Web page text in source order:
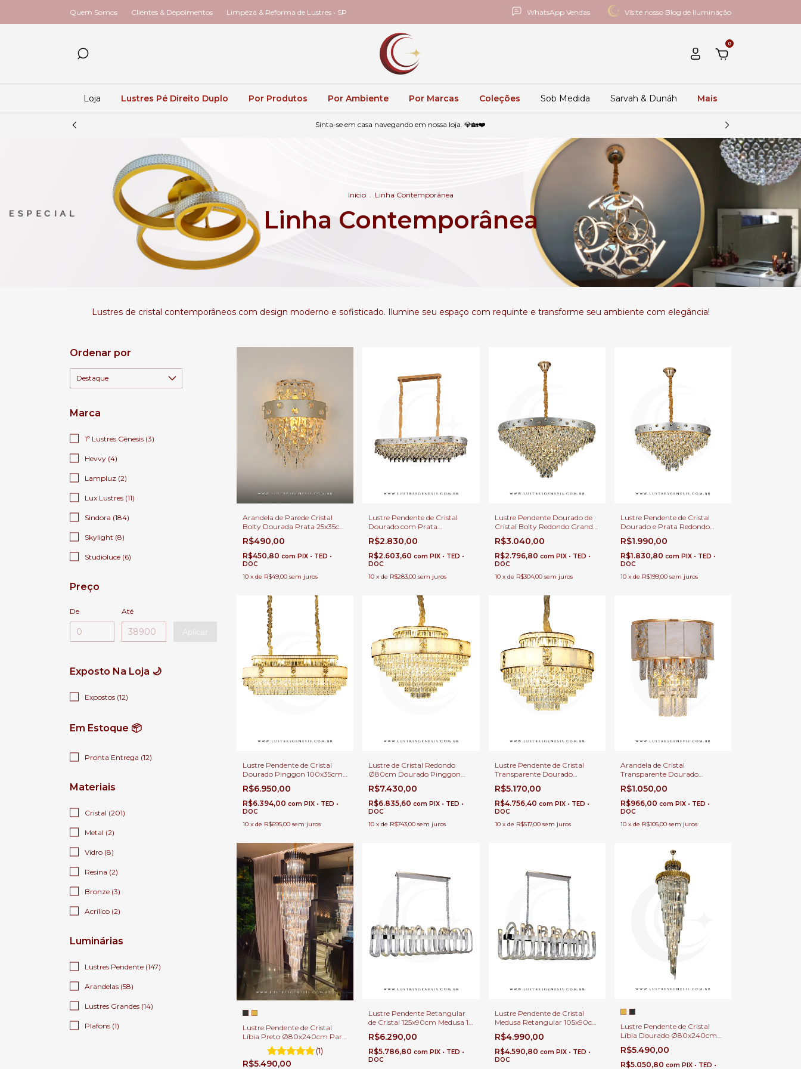
Quem Somos Clientes & Depoimentos Limpeza & Reforma de Lustres • SP WhatsApp Vendas Visite nosso Blog de Iluminação
0
Loja Lustres Pé Direito Duplo Por Produtos Por Ambiente Por Marcas Coleções Sob Medida Sarvah & Dunáh Mais
Sinta-se em casa navegando em nossa loja. 💎🏡❤️
Início . Linha Contemporânea
Linha Contemporânea
Lustres de cristal contemporâneos com design moderno e sofisticado. Ilumine seu espaço com requinte e transforme seu ambiente com elegância!
Ordenar por
Marca
1º Lustres Gênesis (3)
Hevvy (4)
Lampluz (2)
Lux Lustres (11)
Sindora (184)
Skylight (8)
Studioluce (6)
Preço
De Até
Exposto Na Loja 🌙
Expostos (12)
Em Estoque 📦
Pronta Entrega (12)
Materiais
Cristal (201)
Metal (2)
Vidro (8)
Resina (2)
Bronze (3)
Acrílico (2)
Luminárias
Lustres Pendente (147)
Arandelas (58)
Lustres Grandes (14)
Plafons (1)
Arandela de Parede Cristal
Bolty Dourada Prata 25x35cm
e Lâmpada E-14 Para
Cabeceira de Cama e Corredor
R$490,00
R$450,80 com PIX • TED •
DOC
10 x de R$49,00 sem juros
Lustre Pendente de Cristal
Dourado com Prata
Retangular 100x31cm Bolty
com Lâmpada E-14 Para Sala
de Jantar
R$2.830,00
R$2.603,60com PIX • TED •
DOC
10 xde R$283,00 sem juros
Lustre Pendente Dourado de
Cristal Bolty Redondo Grande
Ø80cm com Lâmpada E-14
Para Sala de Jantar e Estar
R$3.040,00
R$2.796,80 com PIX • TED •
DOC
10 x de R$304,00 sem juros
Lustre Pendente de Cristal
Dourado e Prata Redondo
Ø60cm Bolty com 13x E-14
Para Mesa de Jantar
R$1.990,00
R$1.830,80 com PIX • TED •
DOC
10 x de R$199,00 sem juros
Lustre Pendente de Cristal
Dourado Pinggon 100x35cm
18x Lâmpadas E-14 Para Mesa
Grande de Jantar
R$6.950,00
R$6.394,00 com PIX • TED •
DOC
10 x de R$695,00 sem juros
Lustre de Cristal Redondo
Ø80cm Dourado Pinggon
com 21 Lâmpadas E-14 Para
Sala de Jantar e Estar
R$7.430,00
R$6.835,60com PIX • TED •
DOC
10 xde R$743,00 sem juros
Lustre Pendente de Cristal
Transparente Dourado
Redondo Ø60cm Pinggon 16x
E-14 para Sala de Estar e Sala
R$5.170,00
R$4.756,40 com PIX • TED •
DOC
10 x de R$517,00 sem juros
Arandela de Cristal
Transparente Dourado
25x32cm Pinggon 2x E-14
Para Corredor, Cabeceira de
Cama e Hall
R$1.050,00
R$966,00 com PIX • TED •
DOC
10 x de R$105,00 sem juros
Lustre Pendente de Cristal
Líbia Preto Ø80x240cm Para
Casas Pé Direito Duplo e Alto
(1)
R$5.490,00
Lustre Pendente Retangular
de Cristal 125x90cm Medusa 14
Braços G9 Para Mesa de
Jantar Grande
R$6.290,00
R$5.786,80com PIX • TED •
DOC
Lustre Pendente de Cristal
Medusa Retangular 105x90cm
12 Lâmpadas G9 Cabo 1,50m
Para Sala de Jantar e Estar
R$4.990,00
R$4.590,80 com PIX • TED •
DOC
Lustre Pendente de Cristal
Líbia Dourado Ø80x240cm
Para Casas Pé Direito Duplo e
Alto
R$5.490,00
R$5.050,80 com PIX • TED •